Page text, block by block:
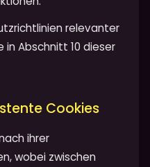
relevanter
Abschnitt 10 dieser
Cookies
ihrer
wobei zwischen